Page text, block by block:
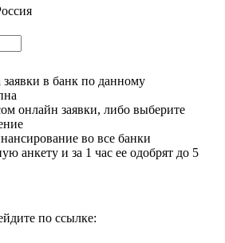
в банк по данному
онлайн заявки, либо выберите
во все банки
анкету и за 1 час ее одобрят до 5
по ссылке: